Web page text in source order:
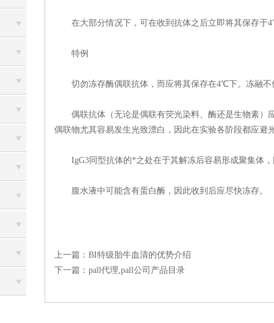
在大部分情况下，可在收到抗体之后立即将其保存于
特例
切勿冻存酶偶联抗体，而应将其保存在4℃下。冻融不
偶联抗体（无论是偶联有荧光染料、酶还是生物素）
偶联物尤其容易发生光致漂白，因此在实验各阶段都应避
IgG3同型抗体的*之处在于其解冻后容易形成聚集体，
腹水液中可能含有蛋白酶，因此收到后应尽快冻存。
上一篇： BI特级胎牛血清的优势介绍
下一篇： pall代理,pall公司产品目录